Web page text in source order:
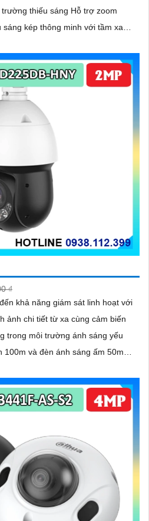
thiếu sáng Hỗ trợ zoom
kép thông minh với tầm xa
giúp quan sát ổn định ngoài trời
₫
khả năng giám sát linh hoạt với
ảnh chi tiết từ xa cùng cảm biến
trong môi trường ánh sáng yếu
và đèn ánh sáng ấm 50m
ổn định